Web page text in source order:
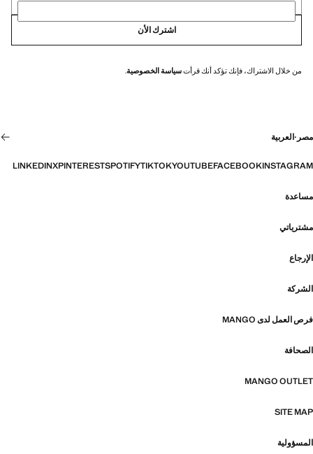
اشترك الأن
من خلال الاشتراك، فإنك تؤكد أنك قرأتسياسة الخصوصية.
مصر ·العربية
INSTAGRAM
FACEBOOK
YOUTUBE
TIKTOK
SPOTIFY
PINTEREST
X
LINKEDIN
مساعدة
مشترياتي
الإرجاع
الشركة
فرص العمل لدى MANGO
الصحافة
MANGO OUTLET
SITE MAP
المسؤولية